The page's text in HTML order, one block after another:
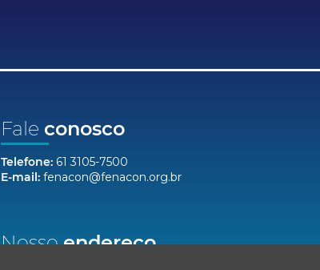
Fale conosco
Telefone: 61 3105-7500
E-mail: fenacon@fenacon.org.br
Nossoendereço